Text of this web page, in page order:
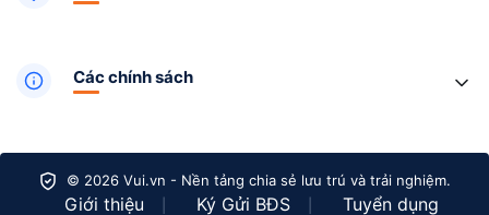
Các chính sách
© 2026 Vui.vn - Nền tảng chia sẻ lưu trú và trải nghiệm.
Giới thiệu Ký Gửi BĐS Tuyển dụng